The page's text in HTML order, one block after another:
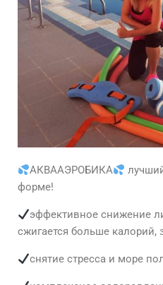
АКВААЭРОБИКА
форме!
эффективное снижение
сжигается больше калорий,
снятие стресса и море